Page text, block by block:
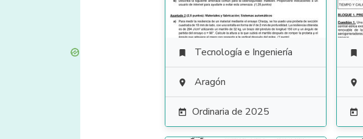
 Tecnología e Ingeniería
 Aragón
 Ordinaria de 2025


